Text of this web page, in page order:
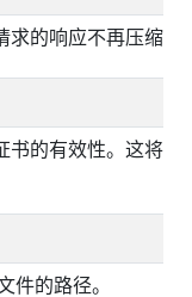
的响应不再压缩。
的有效性。这将使
的路径。